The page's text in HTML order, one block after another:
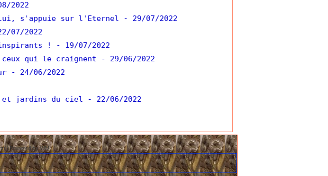
2022
lui, s'appuie sur l'Eternel
- 29/07/2022
07/2022
!
- 19/07/2022
ceux qui le craignent
- 29/06/2022
- 24/06/2022
et jardins du ciel
- 22/06/2022
|Powered by WM